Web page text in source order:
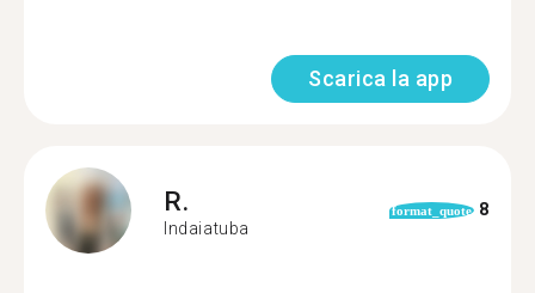
Scarica la app
R.
Indaiatuba
format_quote 8